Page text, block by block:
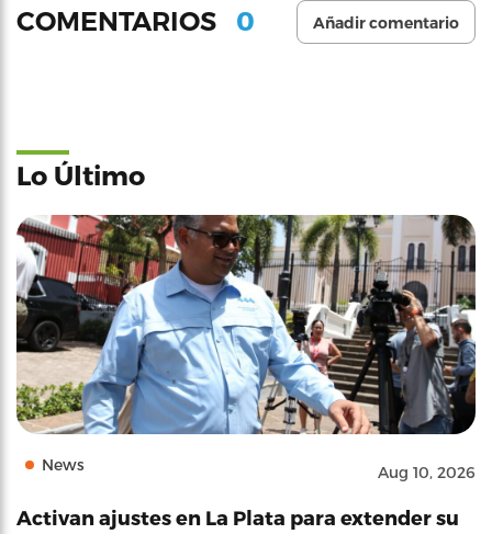
COMENTARIOS 0 Añadir comentario
Lo Último
News Aug 10, 2026
Activan ajustes en La Plata para extender su